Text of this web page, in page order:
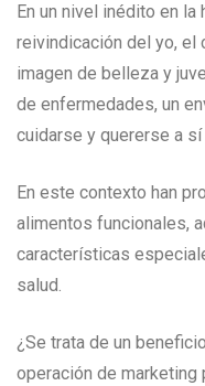
En un nivel inédito en
reivindicación del yo, el
imagen de belleza y
de enfermedades, un
cuidarse y quererse a
En este contexto han
alimentos funcionales,
características
salud.
¿Se trata de un
operación de marketing